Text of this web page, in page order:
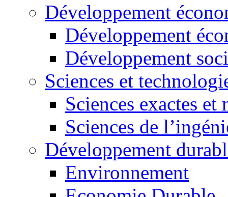
Développement
Développement
Développement
Sciences et
Sciences exactes et
Sciences de
Développement
Environnement